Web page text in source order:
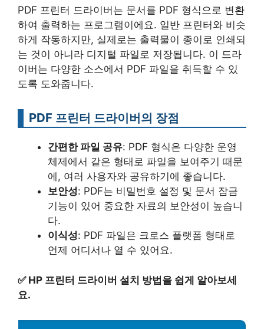
PDF 프린터 드라이버는 문서를 PDF 형식으로 변환
하여 출력하는 프로그램이에요. 일반 프린터와 비슷
하게 작동하지만, 실제로는 출력물이 종이로 인쇄되
는 것이 아니라 디지털 파일로 저장됩니다. 이 드라
이버는 다양한 소스에서 PDF 파일을 취득할 수 있
도록 도와줍니다.
PDF 프린터 드라이버의 장점
간편한 파일 공유: PDF 형식은 다양한 운영
체제에서 같은 형태로 파일을 보여주기 때문
에, 여러 사용자와 공유하기에 좋습니다.
보안성: PDF는 비밀번호 설정 및 문서 잠금
기능이 있어 중요한 자료의 보안성이 높습니
다.
이식성: PDF 파일은 크로스 플랫폼 형태로
언제 어디서나 열 수 있어요.
✅ HP 프린터 드라이버 설치 방법을 쉽게 알아보세
요.